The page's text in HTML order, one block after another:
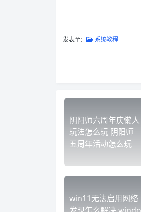
发表至： 系统教程
阴阳师六周年庆懒人
玩法怎么玩 阴阳师
五周年活动怎么玩
win11无法启用网络